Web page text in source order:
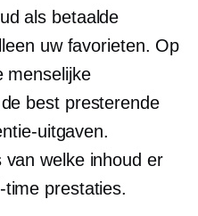
als betaalde
uw favorieten. Op
menselijke
best presterende
uitgaven.
welke inhoud er
time prestaties.